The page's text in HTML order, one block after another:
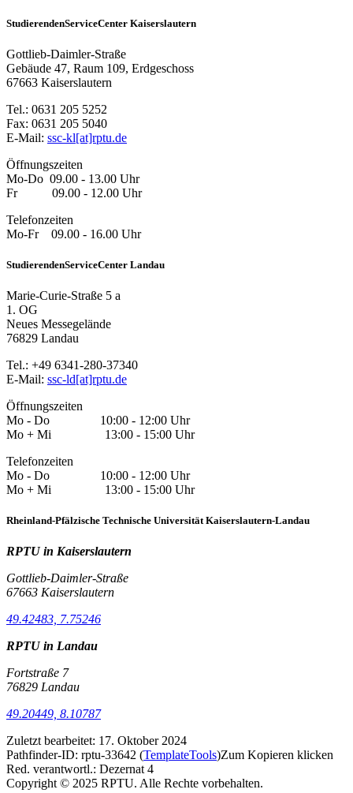
StudierendenServiceCenter Kaiserslautern
Gottlieb-Daimler-Straße
Gebäude 47, Raum 109, Erdgeschoss
67663 Kaiserslautern
Tel.: 0631 205 5252
Fax: 0631 205 5040
E-Mail: ssc-kl[at]rptu.de
Öffnungszeiten
Mo-Do 09.00 - 13.00 Uhr
Fr 09.00 - 12.00 Uhr
Telefonzeiten
Mo-Fr 09.00 - 16.00 Uhr
StudierendenServiceCenter Landau
Marie-Curie-Straße 5 a
1. OG
Neues Messegelände
76829 Landau
Tel.: +49 6341-280-37340
E-Mail: ssc-ld[at]rptu.de
Öffnungszeiten
Mo - Do 10:00 - 12:00 Uhr
Mo + Mi 13:00 - 15:00 Uhr
Telefonzeiten
Mo - Do 10:00 - 12:00 Uhr
Mo + Mi 13:00 - 15:00 Uhr
Rheinland-Pfälzische Technische Universität Kaiserslautern-Landau
RPTU in Kaiserslautern
Gottlieb-Daimler-Straße
67663 Kaiserslautern
49.42483, 7.75246
RPTU in Landau
Fortstraße 7
76829 Landau
49.20449, 8.10787
Zuletzt bearbeitet: 17. Oktober 2024
Pathfinder-ID: rptu-33642 (TemplateTools)Zum Kopieren klicken
Red. verantwortl.: Dezernat 4
Copyright © 2025 RPTU. Alle Rechte vorbehalten.